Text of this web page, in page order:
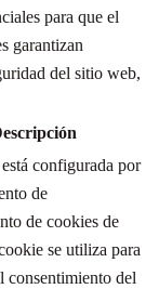
para que el
garantizan
del sitio web,
configurada por
de
de cookies de
se utiliza para
consentimiento del